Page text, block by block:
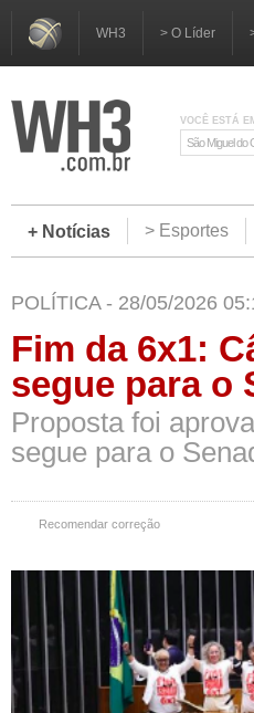
WH3 > O Líder
VOCÊ ESTÁ
São Miguel do
+ Notícias > Esportes
POLÍTICA - 28/05/2026
Fim da 6x1:
segue para o
Proposta foi
segue para o
Recomendar correção